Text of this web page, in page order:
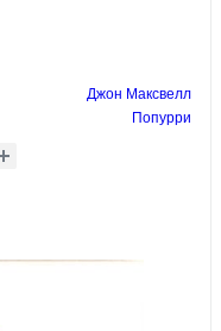
Джон Максвелл
Попурри